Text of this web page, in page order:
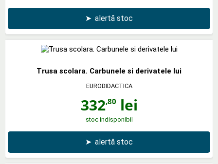
➤ alertă stoc
Trusa scolara. Carbunele si derivatele lui
EURODIDACTICA
332,80 lei
stoc indisponibil
➤ alertă stoc